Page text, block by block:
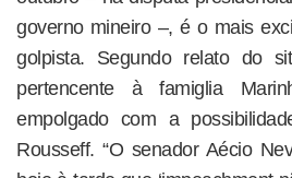
governo mineiro –, é o mais
golpista. Segundo relato do
pertencente à famiglia
empolgado com a
Rousseff. “O senador Aécio